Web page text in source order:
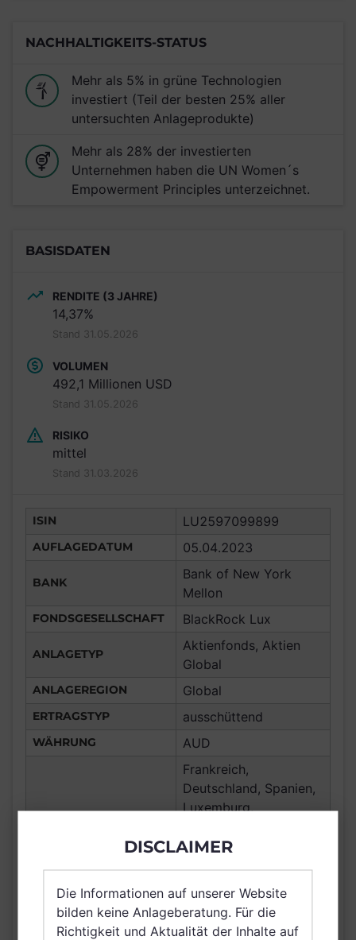
NACHHALTIGKEITS-STATUS
Mehr als 5% in grüne Technologien
investiert (Teil der besten 25% aller
untersuchten Anlageprodukte)
Mehr als 28% der investierten
Unternehmen haben die UN Women´s
Empowerment Principles unterzeichnet.
BASISDATEN
RENDITE (3 JAHRE)
14,37%
Stand 31.05.2026
VOLUMEN
492,1 Millionen USD
Stand 31.05.2026
RISIKO
mittel
Stand 31.03.2026
ISIN LU2597099899
AUFLAGEDATUM 05.04.2023
BANK
Bank of New York
Mellon
FONDSGESELLSCHAFT BlackRock Lux
ANLAGETYP
Aktienfonds, Aktien
Global
ANLAGEREGION Global
ERTRAGSTYP ausschüttend
WÄHRUNG AUD
VERTRIEBSZULASSUNG
Frankreich,
Deutschland, Spanien,
Luxemburg,
Großbritannien und
Schweiz, Finnland,
Dänemark, Hong Kong,
Schweden, Irland,
DISCLAIMER
Die Informationen auf unserer Website
bilden keine Anlageberatung. Für die
Richtigkeit und Aktualität der Inhalte auf